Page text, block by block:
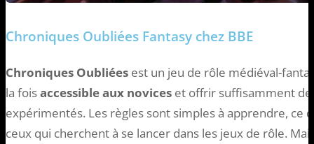
Chroniques Oubliées Fantasy chez BBE
Chroniques Oubliées est un jeu de rôle médiéval-
la foisaccessible aux novices et offrir suffisamment
expérimentés. Les règles sont simples à apprendre, ce
ceux qui cherchent à se lancer dans les jeux de rôle.